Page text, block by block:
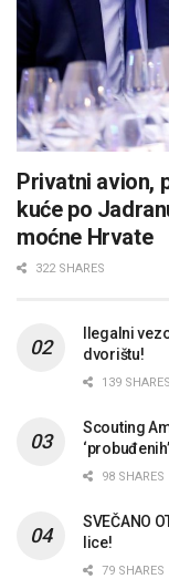
Privatni avion,
kuće po
moćne Hrvate
322 SHARES
Ilegalni
dvorištu!
139 SHARES
Scouting
98 SHARES
SVEČANO
lice!
79 SHARES